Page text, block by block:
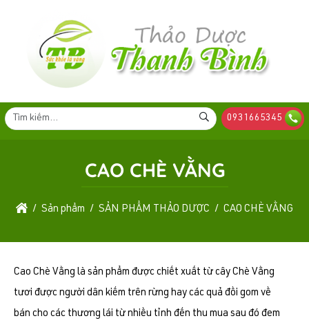
0931665345
CAO CHÈ VẰNG
Sản phẩm SẢN PHẨM THẢO DƯỢC CAO CHÈ VẰNG
Cao Chè Vằng là sản phẩm được chiết xuất từ cây Chè Vằng
tươi được người dân kiếm trên rừng hay các quả đồi gom về
bán cho các thương lái từ nhiều tỉnh đến thu mua sau đó đem